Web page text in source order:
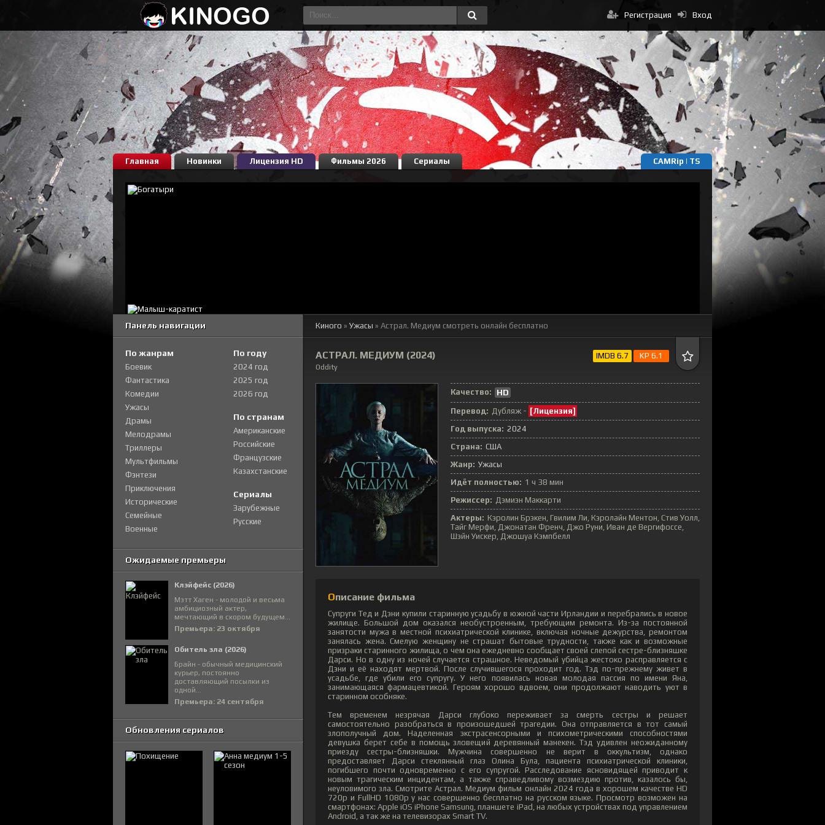
Вход
Регистрация
Главная Новинки Лицензия HD Фильмы 2026 Сериалы CAMRip | TS
Киного » Ужасы » Астрал. Медиум смотреть онлайн бесплатно
АСТРАЛ. МЕДИУМ (2024)
Oddity
IMDB 6.7 KP 6.1
Качество:
HD
Перевод: Дубляж - [Лицензия]
Год выпуска: 2024
Страна: США
Жанр: Ужасы
Идёт полностью: 1 ч 38 мин
Режиссер: Дэмиэн Маккарти
Актеры: Кэролин Брэкен, Гвилим Ли, Кэролайн Ментон, Стив Уолл,
Тайг Мерфи, Джонатан Френч, Джо Руни, Иван де Вергифоссе,
Шэйн Уискер, Джошуа Кэмпбелл
Описание фильма
Супруги Тед и Дэни купили старинную усадьбу в южной части Ирландии и перебрались в новое
жилище. Большой дом оказался необустроенным, требующим ремонта. Из-за постоянной
занятости мужа в местной психиатрической клинике, включая ночные дежурства, ремонтом
занялась жена. Смелую женщину не страшат бытовые трудности, также как и возможные
призраки старинного жилища, о чем она ежедневно сообщает своей слепой сестре-близняшке
Дарси. Но в одну из ночей случается страшное. Неведомый убийца жестоко расправляется с
Дэни и её находят мертвой. После случившегося проходит год. Тэд по-прежнему живет в
усадьбе, где убили его супругу. У него появилась новая молодая пассия по имени Яна,
занимающаяся фармацевтикой. Героям хорошо вдвоем, они продолжают наводить уют в
старинном особняке.
Тем временем незрячая Дарси глубоко переживает за смерть сестры и решает
самостоятельно разобраться в произошедшей трагедии. Она отправляется в тот самый
злополучный дом. Наделенная экстрасенсорными и психометрическими способностями
девушка берет себе в помощь зловещий деревянный манекен. Тэд удивлен неожиданному
приезду сестры-близняшки. Мужчина совершенно не верит в оккультизм, однако
предоставляет Дарси стеклянный глаз Олина Була, пациента психиатрической клиники,
погибшего почти одновременно с его супругой. Расследование ясновидящей приводит к
новым трагическим инцидентам, а также справедливому возмездию против, казалось бы,
неуловимого зла. Смотрите Астрал. Медиум фильм онлайн 2024 года в хорошем качестве HD
720p и FullHD 1080p у нас совершенно бесплатно на русском языке. Просмотр возможен на
смартфонах: Apple iOS iPhone Samsung, планшете iPad, на любых устройствах под управлением
Android, а так же на телевизорах Smart TV.
Панель навигации
По жанрам
Боевик
Фантастика
Комедии
Ужасы
Драмы
Мелодрамы
Триллеры
Мультфильмы
Фэнтези
Приключения
Исторические
Семейные
Военные
По году
2024 год
2025 год
2026 год
По странам
Американские
Российские
Французские
Казахстанские
Сериалы
Зарубежные
Русские
Ожидаемые премьеры
Клэйфейс (2026)
Мэтт Хаген - молодой и весьма
амбициозный актер,
мечтающий в скором будущем...
Премьера: 23 октября
Обитель зла (2026)
Брайн - обычный медицинский
курьер, постоянно
доставляющий посылки из
одной...
Премьера: 24 сентября
Обновления сериалов